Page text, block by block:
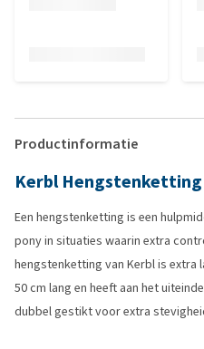
Productinformatie
Kerbl Hengstenketting
Een hengstenketting is een
pony in situaties waarin extra
hengstenketting van Kerbl is extra
50 cm lang en heeft aan het
dubbel gestikt voor extra